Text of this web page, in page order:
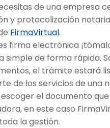
de una empresa
y protocolización
FirmaVirtual.
firma electrónica
simple de forma rápida.
el trámite estará
de los servicios de una
el documento
en este caso
la gestión.